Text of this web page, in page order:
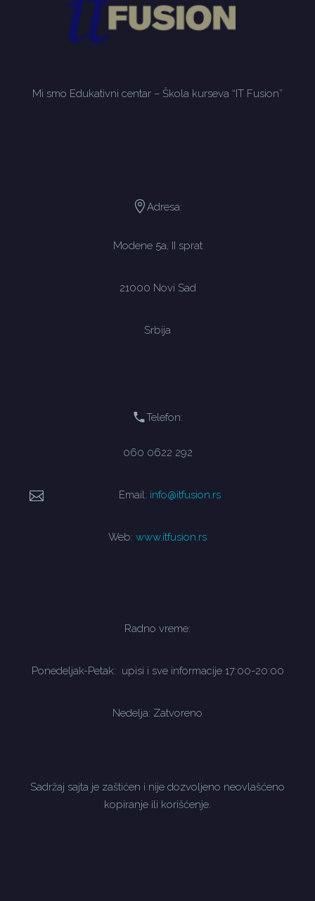
Mi smo Edukativni centar – Škola kurseva “IT Fusion”
Adresa:
Modene 5a, II sprat
21000 Novi Sad
Srbija
Telefon:
060 0622 292
Email: info@itfusion.rs
Web: www.itfusion.rs
Radno vreme:
Ponedeljak-Petak: upisi i sve informacije 17:00-20:00
Nedelja: Zatvoreno
Sadržaj sajta je zaštićen i nije dozvoljeno neovlašćeno
kopiranje ili korišćenje.